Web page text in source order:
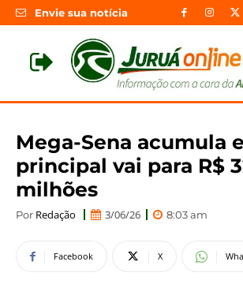
Envie sua notícia
Mega-Sena acumula
principal vai para R$
milhões
Por Redação 3/06/26 8:03 am
Facebook X